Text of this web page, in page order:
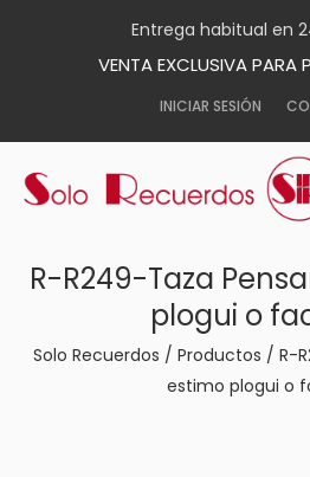
Entrega habitual en
VENTA EXCLUSIVA PARA
INICIAR SESIÓN
R-R249-Taza
plogui o
Solo Recuerdos / Productos / R-
estimo plogui o